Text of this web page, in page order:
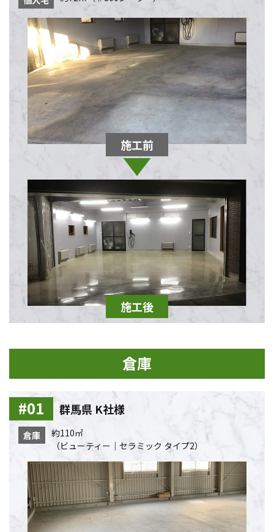
倉庫
群馬県 K社様
倉庫
約110㎡
（ビューティー｜セラミック タイプ2）